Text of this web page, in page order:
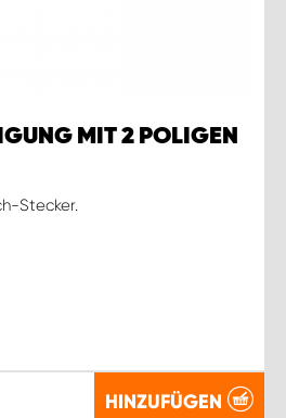
MIT 2 POLIGEN
Stecker.
HINZUFÜGEN